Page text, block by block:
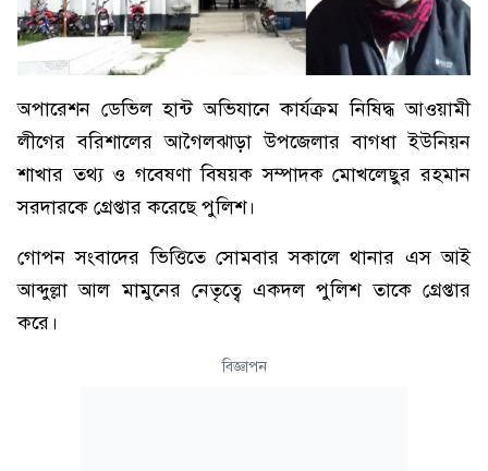
অপারেশন ডেভিল হান্ট অভিযানে কার্যক্রম নিষিদ্ধ আওয়ামী
লীগের বরিশালের আগৈলঝাড়া উপজেলার বাগধা ইউনিয়ন
শাখার তথ্য ও গবেষণা বিষয়ক সম্পাদক মোখলেছুর রহমান
সরদারকে গ্রেপ্তার করেছে পুলিশ।
গোপন সংবাদের ভিত্তিতে সোমবার সকালে থানার এস আই
আব্দুল্লা আল মামুনের নেতৃত্বে একদল পুলিশ তাকে গ্রেপ্তার
করে।
বিজ্ঞাপন